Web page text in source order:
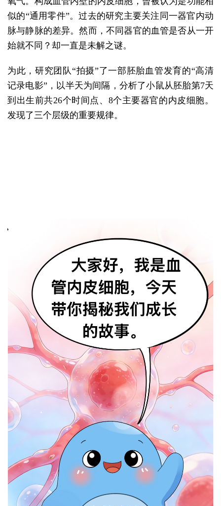
似的“通用零件”。过去的研究主要关注同一器官内动
脉与静脉的差异。然而，不同器官的血管是否从一开
始就不同？却一直是未解之谜。
为此，研究团队“拍摄”了一部胚胎血管发育的“高清
记录电影”，以半天为间隔，分析了小鼠从胚胎第7天
到出生前共26个时间点、8个主要器官的内皮细胞。
发现了三个层级的重要规律。